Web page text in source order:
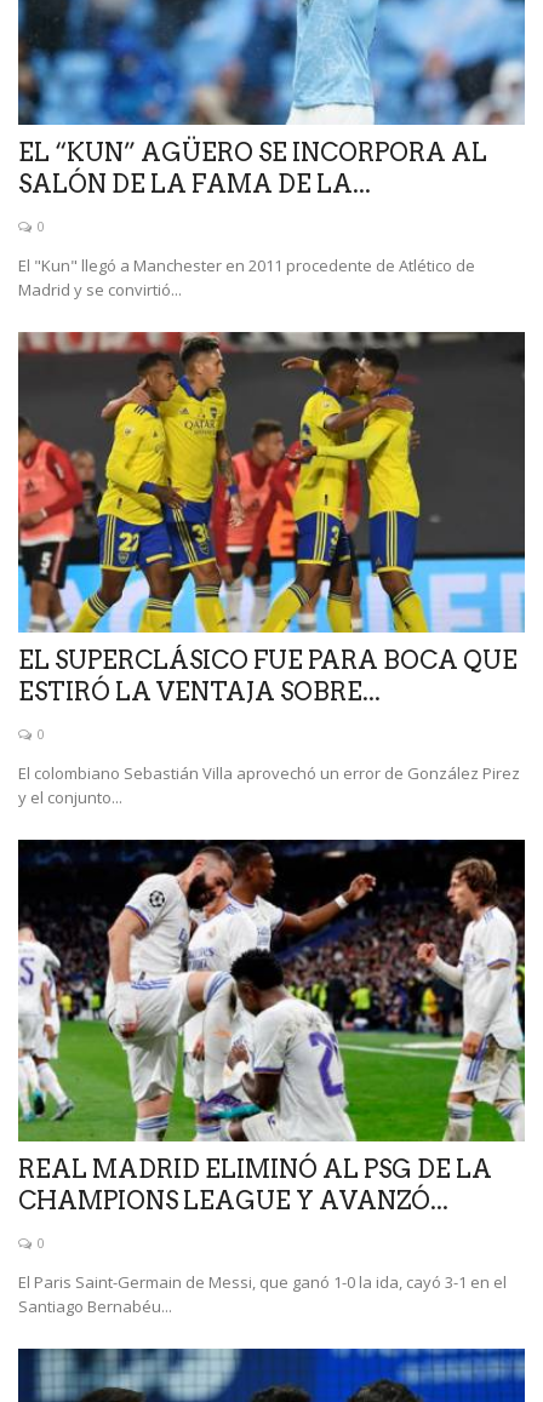
EL “KUN” AGÜERO SE INCORPORA AL
SALÓN DE LA FAMA DE LA...
0
El "Kun" llegó a Manchester en 2011 procedente de Atlético de
Madrid y se convirtió...
EL SUPERCLÁSICO FUE PARA BOCA QUE
ESTIRÓ LA VENTAJA SOBRE...
0
El colombiano Sebastián Villa aprovechó un error de González Pirez
y el conjunto...
REAL MADRID ELIMINÓ AL PSG DE LA
CHAMPIONS LEAGUE Y AVANZÓ...
0
El Paris Saint-Germain de Messi, que ganó 1-0 la ida, cayó 3-1 en el
Santiago Bernabéu...